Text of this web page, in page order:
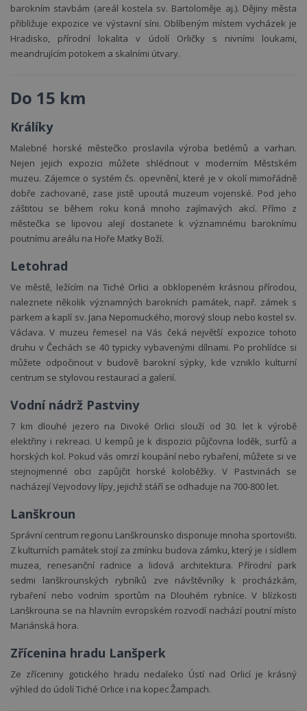
rodiny
barokním stavbám (areál kostela sv. Bartoloměje aj.). Dějiny města
přibližuje expozice ve výstavní síni. Oblíbeným místem vycházek je
Hradisko, přírodní lokalita v údolí Orličky s nivními loukami,
meandrujícím potokem a skalními útvary.
Do 15 km
Králíky
Malebné horské městečko proslavila výroba betlémů a varhan.
Nejen jejich expozici můžete shlédnout v moderním Městském
muzeu. Zájemce o systém čs. opevnění, které je v okolí mimořádně
dobře zachované, zase jistě upoutá muzeum vojenské. Pod jeho
záštitou se během roku koná mnoho zajímavých akcí. Přímo z
městečka se lipovou alejí dostanete k významnému baroknímu
poutnímu areálu na Hoře Matky Boží.
Letohrad
Ve městě, ležícím na Tiché Orlici a obklopeném krásnou přírodou,
naleznete několik významných barokních památek, např. zámek s
parkem a kaplí sv. Jana Nepomuckého, morový sloup nebo kostel sv.
Václava. V muzeu řemesel na Vás čeká největší expozice tohoto
druhu v Čechách se 40 typicky vybavenými dílnami. Po prohlídce si
můžete odpočinout v budově barokní sýpky, kde vzniklo kulturní
centrum se stylovou restaurací a galerií.
Vodní nádrž Pastviny
7 km dlouhé jezero na Divoké Orlici slouží od 30. let k výrobě
elektřiny i rekreaci. U kempů je k dispozici půjčovna loděk, surfů a
horských kol. Pokud vás omrzí koupání nebo rybaření, můžete si ve
stejnojmenné obci zapůjčit horské koloběžky. V Pastvinách se
nacházejí Vejvodovy lípy, jejichž stáří se odhaduje na 700-800 let.
Lanškroun
Správní centrum regionu Lanškrounsko disponuje mnoha sportovišti.
Z kulturních památek stojí za zmínku budova zámku, který je i sídlem
muzea, renesanční radnice a lidová architektura. Přírodní park
sedmi lanškrounských rybníků zve návštěvníky k procházkám,
rybaření nebo vodním sportům na Dlouhém rybníce. V blízkosti
Lanškrouna se na hlavním evropském rozvodí nachází poutní místo
Mariánská hora.
Zřícenina hradu Lanšperk
Ze zříceniny gotického hradu nedaleko Ústí nad Orlicí je krásný
výhled do údolí Tiché Orlice i na kopec Žampach.